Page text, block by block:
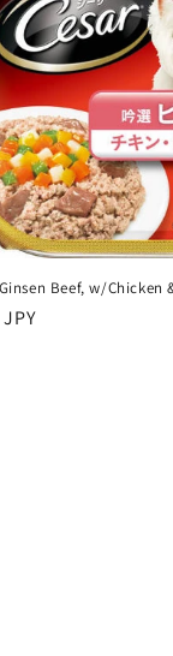
Beef, w/Chicken